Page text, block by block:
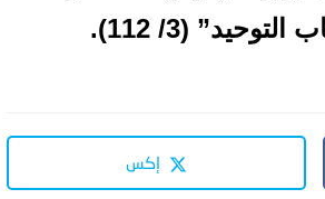
(3/ 112).
إكس